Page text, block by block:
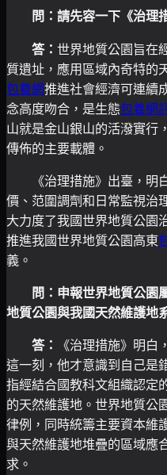
問：請先容一下《治理
答：世界地質公園旨在
質遺址，應用區域內奇特的
包養網推進社會經濟可連續
念高度吻合，是生態包養網
山就是金山銀山的活潑實行
傳佈的主要載體。
《治理措施》出臺，
價、范圍調劑和日常監視治
大力度了我國世界地質公園
推進我國世界地質公園高東
義。
問：申報世界地質公園
地質公園與我國天然維護地
答：
《治理措施》明
這一刻，他才意識到自己是
指經結合國教科文組織認定
的天然維護地。世界地質公
律例，同時統籌主要資本維
與天然維護地堆疊的區域應
求。